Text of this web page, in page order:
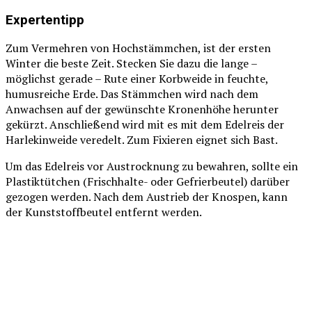
Expertentipp
Zum Vermehren von Hochstämmchen, ist der ersten
Winter die beste Zeit. Stecken Sie dazu die lange –
möglichst gerade – Rute einer Korbweide in feuchte,
humusreiche Erde. Das Stämmchen wird nach dem
Anwachsen auf der gewünschte Kronenhöhe herunter
gekürzt. Anschließend wird mit es mit dem Edelreis der
Harlekinweide veredelt. Zum Fixieren eignet sich Bast.
Um das Edelreis vor Austrocknung zu bewahren, sollte ein
Plastiktütchen (Frischhalte- oder Gefrierbeutel) darüber
gezogen werden. Nach dem Austrieb der Knospen, kann
der Kunststoffbeutel entfernt werden.